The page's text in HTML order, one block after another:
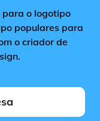
para o logotipo
populares para
o criador de